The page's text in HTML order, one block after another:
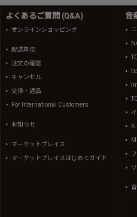
よくあるご質問 (Q&A)
オンラインショッピング
配送単位
注文の確認
キャンセル
交換・返品
For International Customers
お知らせ
マーケットプレイス
マーケットプレイスはじめてガイド
音